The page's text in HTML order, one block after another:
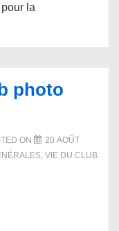
la
photo
ON
20 AOÛT
, VIE DU CLUB